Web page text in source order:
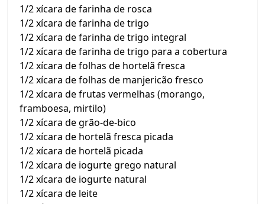
1/2 xícara de farinha de rosca
1/2 xícara de farinha de trigo
1/2 xícara de farinha de trigo integral
1/2 xícara de farinha de trigo para a cobertura
1/2 xícara de folhas de hortelã fresca
1/2 xícara de folhas de manjericão fresco
1/2 xícara de frutas vermelhas (morango,
framboesa, mirtilo)
1/2 xícara de grão-de-bico
1/2 xícara de hortelã fresca picada
1/2 xícara de hortelã picada
1/2 xícara de iogurte grego natural
1/2 xícara de iogurte natural
1/2 xícara de leite